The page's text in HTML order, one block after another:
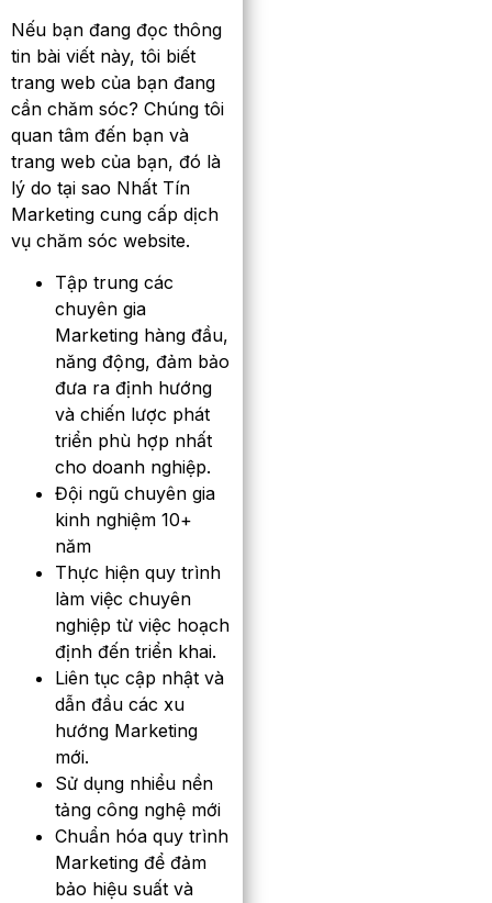
Nếu bạn đang đọc thông
tin bài viết này, tôi biết
trang web của bạn đang
cần chăm sóc? Chúng tôi
quan tâm đến bạn và
trang web của bạn, đó là
lý do tại sao Nhất Tín
Marketing cung cấp dịch
vụ chăm sóc website.
Tập trung các
chuyên gia
Marketing hàng đầu,
năng động, đảm bảo
đưa ra định hướng
và chiến lược phát
triển phù hợp nhất
cho doanh nghiệp.
Đội ngũ chuyên gia
kinh nghiệm 10+
năm
Thực hiện quy trình
làm việc chuyên
nghiệp từ việc hoạch
định đến triển khai.
Liên tục cập nhật và
dẫn đầu các xu
hướng Marketing
mới.
Sử dụng nhiểu nền
tảng công nghệ mới
Chuẩn hóa quy trình
Marketing để đảm
bảo hiệu suất và